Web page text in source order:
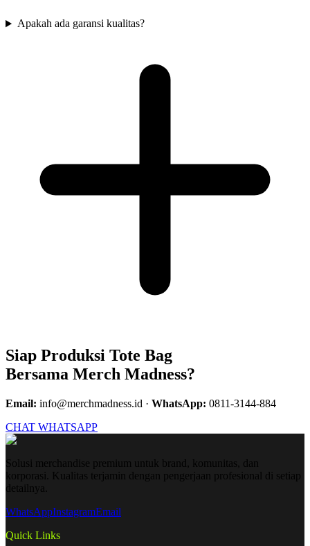
Apakah ada garansi kualitas?
Siap Produksi Tote Bag
Bersama Merch Madness?
Email: info@merchmadness.id · WhatsApp: 0811-3144-884
CHAT WHATSAPP
Solusi merchandise premium untuk brand, komunitas, dan
korporasi. Kualitas terjamin dengan pengerjaan profesional di setiap
detailnya.
WhatsAppInstagramEmail
Quick Links